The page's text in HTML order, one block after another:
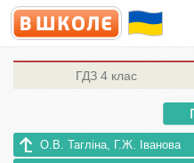
ГДЗ 4 клас
О.В. Тагліна, Г.Ж. Іванова